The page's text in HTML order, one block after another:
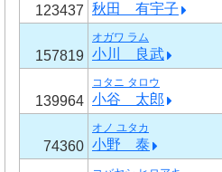
123437 秋田 有宇子
157819
オガワ ラム
小川 良武
139964
コタニ タロウ
小谷 太郎
74360
オノ ユタカ
小野 泰